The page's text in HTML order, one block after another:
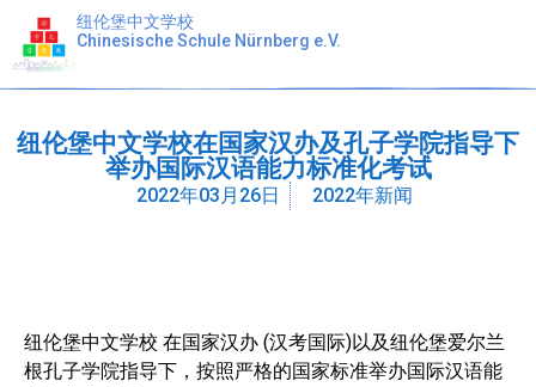
纽伦堡中文学校
Chinesische Schule Nürnberg e.V.
纽伦堡中文学校在国家汉办及孔子学院指导下
举办国际汉语能力标准化考试
2022年03月26日 2022年新闻
纽伦堡中文学校 在国家汉办 (汉考国际)以及纽伦堡爱尔兰
根孔子学院指导下，按照严格的国家标准举办国际汉语能